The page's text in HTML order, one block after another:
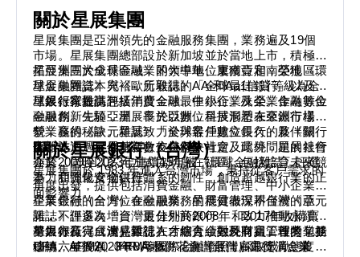
升優質服務。 隨著時代的演進及社會大眾的需要，本
公司也不斷設計多樣化的商品，深受客戶肯定。在教育
訓練方面，全省設有四個研修處及一個教育會館及一個
新人育成中心，每年並斥資一億元以上，規劃符合時代
趨勢的進修課程。新光人壽秉持「取之社會，用之社
會」的精神，熱心參與各項公益活動，對於貧病、醫
療、警政、體育、藝術，每年均有大額的捐贈及贊助，
從創立迄今，累積捐獻的金額已超過二十一億元以上。
未來，新光人壽將繼續秉持精益求精的態度，以「維持
現狀即是落伍」的信念，懷抱最高的服務熱忱開創新
局，以造福人群貢獻社會。
關於星展集團
星展集團是亞洲領先的金融服務集團，業務遍及19個
市場。星展集團總部設於新加坡並於當地上市，積極開
拓亞洲三大成長區域，即大中華、東南亞和南亞地區。
星展集團資本充裕，所取得的AA-和Aa1信貸等級為全
球銀行業最高評級。
星展集團於全球金融業的領導地位屢獲肯定，榮獲《環
球金融雜誌》與《歐元雜誌》「全球最佳銀行」以及
《銀行家雜誌》「年度全球最佳銀行」殊榮。作為數位
金融創新先驅，星展率先以數位科技形塑未來銀行樣
貌，贏得《歐元雜誌》「全球最佳數位銀行」及《銀行
家雜誌》「最佳創新數位銀行」肯定。此外，星展銀行
亦於2009至2023年連續15年被《環球金融雜誌》評選
為「亞洲最安全銀行」。
星展銀行提供包括消費金融、中小企業及企業金融等金
融服務。生於亞洲、長於亞洲，星展洞悉在亞洲市場經
營業務的秘訣。星展致力於與客戶建立長久的夥伴關
係，並透過星展基金會支持解決社會及環境問題的社會
企業，同時以多元方式協助所在社區，包括培育未來競
爭力和強化食物供應體系的韌性，創造超越銀行業的正
面影響力。
關於星展銀行（台灣）
星展集團於 1983 年進入台灣市場，秉持從客戶需求的
角度出發，提供包括消費金融、財富管理、中小企業及
企業金融的全方位金融服務。星展貫徹深耕台灣的承
諾，不僅多次增資，更分別於2008年和2017年收購寶
華銀行及完成澳盛銀行在台個人金融及財富管理的業務
移轉，並於2023年8月整併花旗（台灣）銀行消金業
星展銀行（台灣）在金融業務的穩健表現不僅被《亞元
雜誌》評選為「台灣最佳外商銀行」，致力推動永續的
努力亦贏得《遠見雜誌》「綜合績效外商組」首獎，並
連續六年獲頒《HR Asia》「台灣最佳雇主獎」。未
星展銀行（台灣）重視人才培育，對現有員工報考包括
CFA、AFMA、FRM等國際金融證照，採取鼓勵態度並